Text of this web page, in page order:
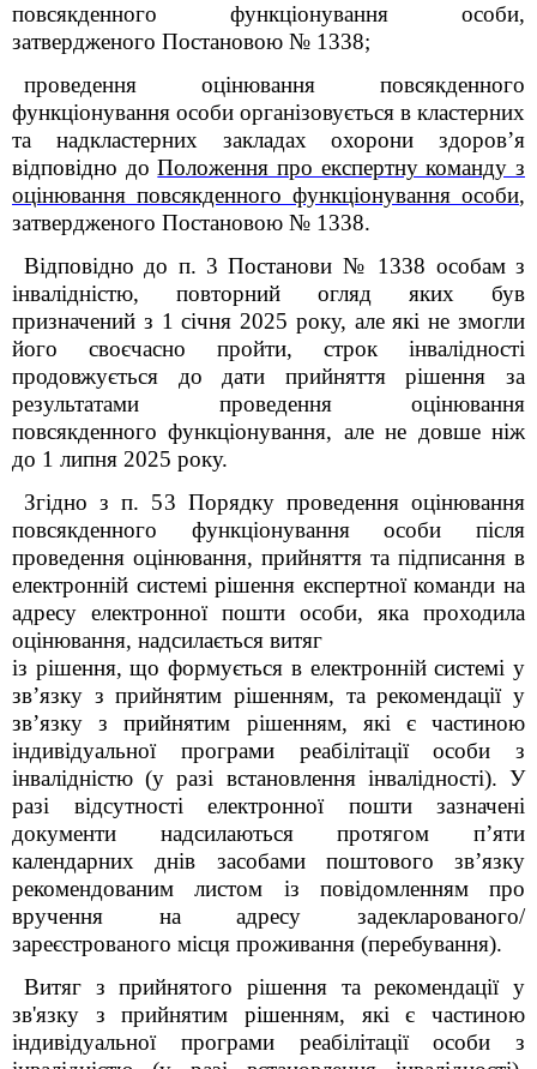
повсякденного функціонування особи,
затвердженого Постановою № 1338;
проведення оцінювання повсякденного
функціонування особи організовується в кластерних
та надкластерних закладах охорони здоров’я
відповідно доПоложення про експертну команду з
оцінювання повсякденного функціонування особи,
затвердженого Постановою № 1338.
Відповідно до п. 3 Постанови № 1338 особам з
інвалідністю, повторний огляд яких був
призначений з 1 січня 2025 року, але які не змогли
його своєчасно пройти, строк інвалідності
продовжується до дати прийняття рішення за
результатами проведення оцінювання
повсякденного функціонування, але не довше ніж
до 1 липня 2025 року.
Згідно з п. 53 Порядку проведення оцінювання
повсякденного функціонування особи після
проведення оцінювання, прийняття та підписання в
електронній системі рішення експертної команди на
адресу електронної пошти особи, яка проходила
оцінювання, надсилається витяг
із рішення, що формується в електронній системі у
зв’язку з прийнятим рішенням, та рекомендації у
зв’язку з прийнятим рішенням, які є частиною
індивідуальної програми реабілітації особи з
інвалідністю (у разі встановлення інвалідності). У
разі відсутності електронної пошти зазначені
документи надсилаються протягом п’яти
календарних днів засобами поштового зв’язку
рекомендованим листом із повідомленням про
вручення на адресу задекларованого/
зареєстрованого місця проживання (перебування).
Витяг з прийнятого рішення та рекомендації у
зв'язку з прийнятим рішенням, які є частиною
індивідуальної програми реабілітації особи з